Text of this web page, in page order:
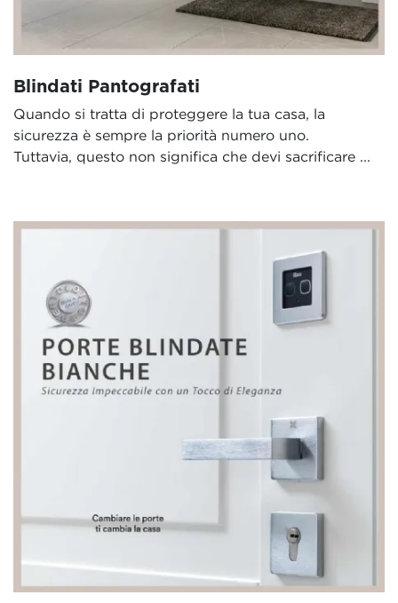
Blindati Pantografati
Quando si tratta di proteggere la tua casa, la
sicurezza è sempre la priorità numero uno.
Tuttavia, questo non significa che devi sacrificare ...